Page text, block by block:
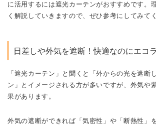
に活用するには遮光カーテンがおすすめです。
く解説していきますので、ぜひ参考にしてみて
日差しや外気を遮断！快適なのにエコ
「遮光カーテン」と聞くと「外からの光を遮断
ン」とイメージされる方が多いですが、外気や
果があります。
外気の遮断ができれば「気密性」や「断熱性」